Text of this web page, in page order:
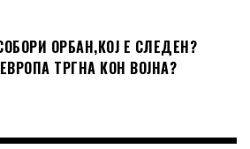
ОРБАН,КОЈ Е СЛЕДЕН?
ТРГНА КОН ВОЈНА?